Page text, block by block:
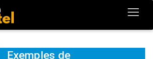
Exemples de